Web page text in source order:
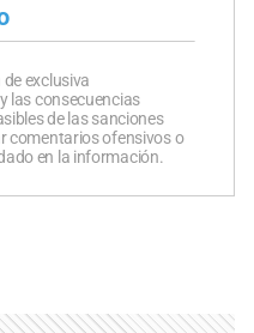
exclusiva
las consecuencias
de las sanciones
comentarios ofensivos o
en la información.